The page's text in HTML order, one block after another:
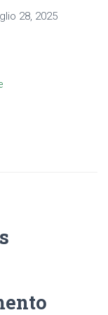
28, 2025